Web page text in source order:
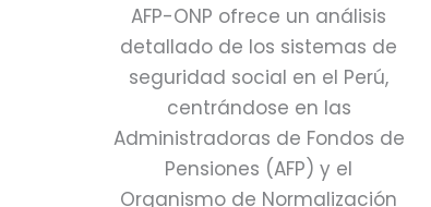
AFP-ONP ofrece un análisis
detallado de los sistemas de
seguridad social en el Perú,
centrándose en las
Administradoras de Fondos de
Pensiones (AFP) y el
Organismo de Normalización